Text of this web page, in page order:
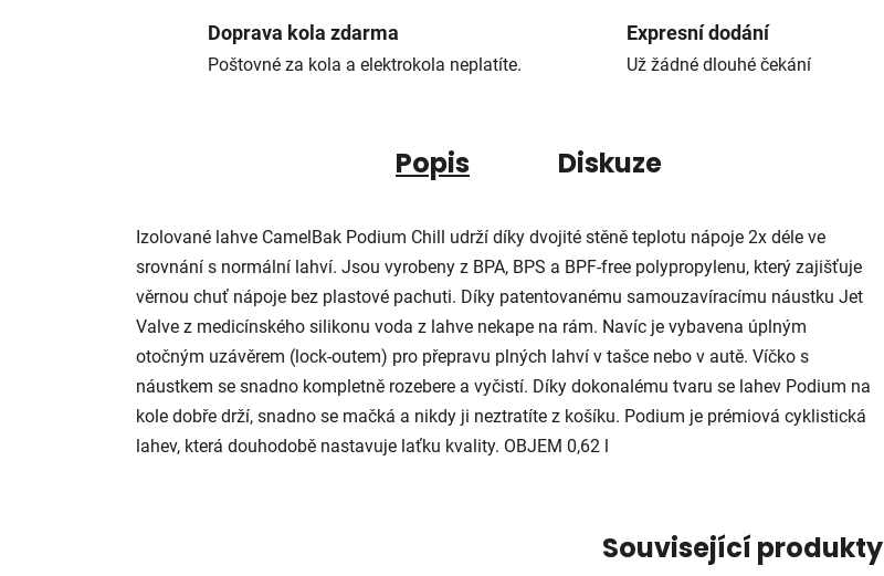
Doprava kola zdarma
Poštovné za kola a elektrokola neplatíte.
Expresní dodání
Už žádné dlouhé čekání
Popis Diskuze
Izolované lahve CamelBak Podium Chill udrží díky dvojité stěně teplotu nápoje 2x déle ve
srovnání s normální lahví. Jsou vyrobeny z BPA, BPS a BPF-free polypropylenu, který zajišťuje
věrnou chuť nápoje bez plastové pachuti. Díky patentovanému samouzavíracímu náustku Jet
Valve z medicínského silikonu voda z lahve nekape na rám. Navíc je vybavena úplným
otočným uzávěrem (lock-outem) pro přepravu plných lahví v tašce nebo v autě. Víčko s
náustkem se snadno kompletně rozebere a vyčistí. Díky dokonalému tvaru se lahev Podium na
kole dobře drží, snadno se mačká a nikdy ji neztratíte z košíku. Podium je prémiová cyklistická
lahev, která douhodobě nastavuje laťku kvality. OBJEM 0,62 l
Související produkty